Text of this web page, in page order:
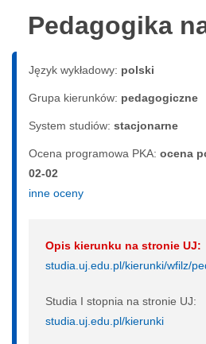
Pedagogika
Język wykładowy: polski
Grupa kierunków: pedagogiczne
System studiów: sta­cjo­nar­ne
Ocena programowa PKA: ocena
02-02
inne oceny
Opis kierunku na stronie UJ:
studia.uj.edu.pl/kierunki/wfilz/
Studia I stopnia na stronie UJ:
studia.uj.edu.pl/kierunki